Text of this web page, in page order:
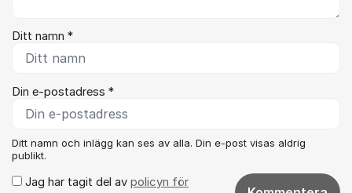
Ditt namn *
Din e-postadress *
Ditt namn och inlägg kan ses av alla. Din e-post visas aldrig
publikt.
Jag har tagit del av policyn för